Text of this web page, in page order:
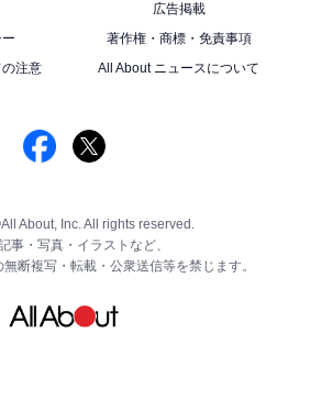
広告掲載
著作権・商標・免責事項
注意
All About ニュースについて
About, Inc. All rights reserved.
事・写真・イラストなど、
断複写・転載・公衆送信等を禁じます。